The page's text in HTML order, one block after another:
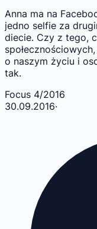
Anna ma na
jedno selfie za
diecie. Czy z tego,
o naszym życiu i
tak.
Focus 4/2016
30.09.2016·